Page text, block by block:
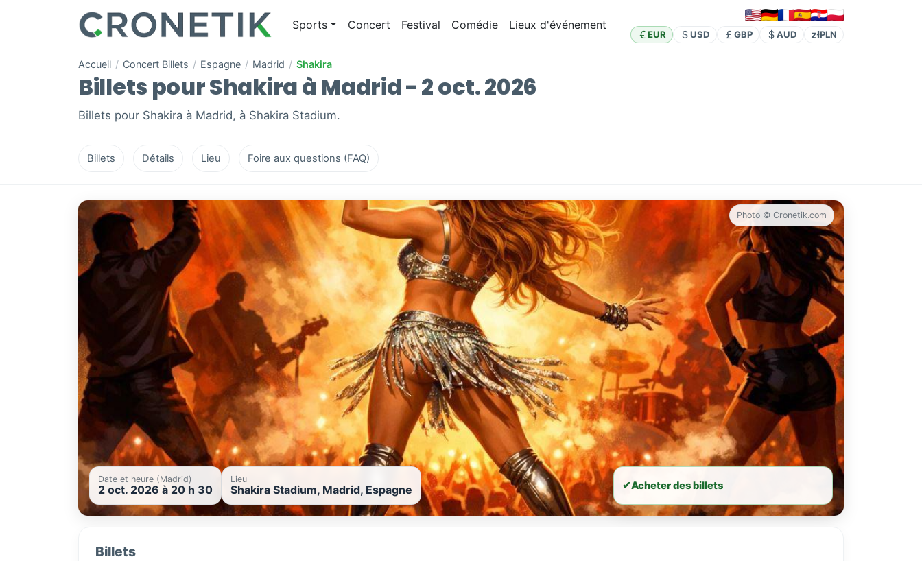
Sports Concert Festival Comédie Lieux d'événement
EUR USD GBP AUD złPLN
Accueil / Concert Billets / Espagne / Madrid / Shakira
Billets pour Shakira à Madrid - 2 oct. 2026
Billets pour Shakira à Madrid, à Shakira Stadium.
Billets Détails Lieu Foire aux questions (FAQ)
Photo © Cronetik.com
Date et heure (Madrid)
2 oct. 2026 à 20 h 30
Lieu
Shakira Stadium, Madrid, Espagne ✔Acheter des billets
Billets